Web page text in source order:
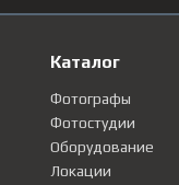
Каталог
Фотографы
Фотостудии
Оборудование
Локации